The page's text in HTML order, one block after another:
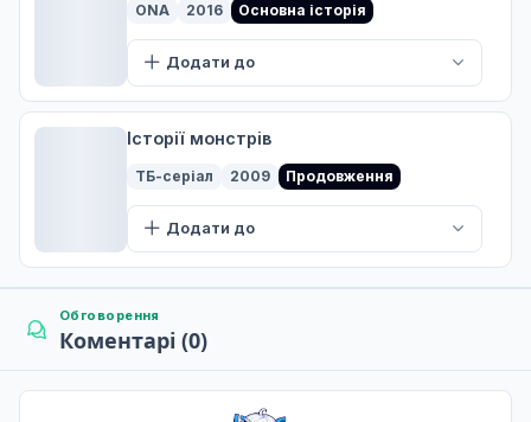
ONA 2016 Основна історія
Додати до
Історії монстрів
ТБ-серіал 2009 Продовження
Додати до
Обговорення
Коментарі (0)